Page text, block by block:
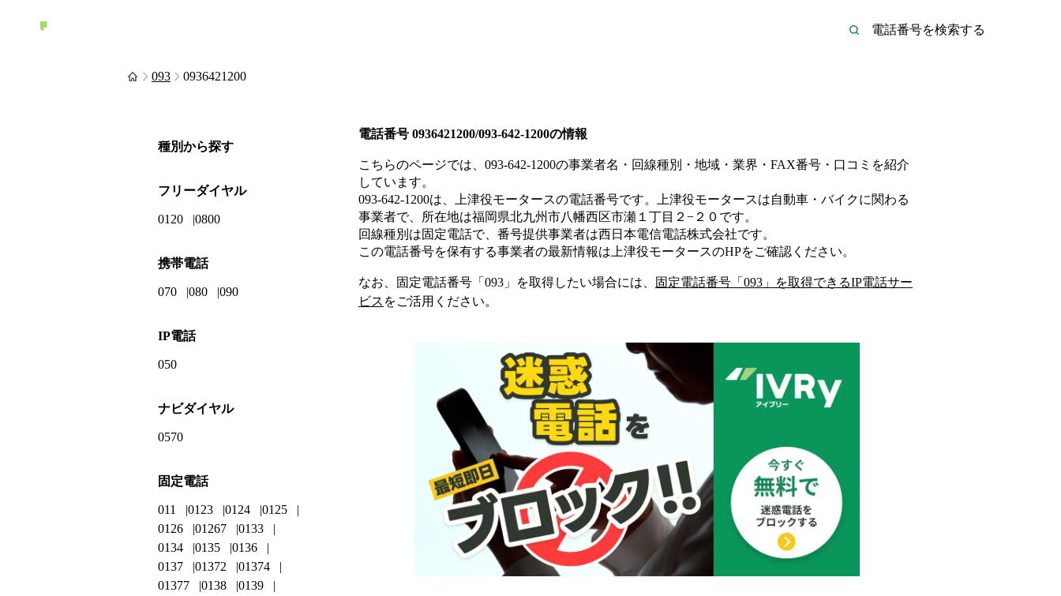
093 0936421200
電話番号 0936421200/093-642-1200の情報
こちらのページでは、 093-642-1200の事業者名・回線種別・地域・業界・FAX番号・口コミを紹介
しています。
093-642-1200は、 上津役モータースの電話番号です。 上津役モータースは自動車・バイクに関わる
事業者で、所在地は福岡県北九州市八幡西区市瀬１丁目２−２０ です。
回線種別は固定電話で、番号提供事業者は西日本電信電話株式会社です。
この電話番号を保有する事業者の最新情報は 上津役モータースのHPをご確認ください。
なお、固定電話番号「 093 」を取得したい場合には、 固定電話番号「 093 」を取得できるIP電話サー
ビス をご活用ください。
種別から探す
フリーダイヤル
0120 0800
携帯電話
070 080 090
IP電話
050
ナビダイヤル
0570
固定電話
011 0123 0124
0125
0126
01267
0133
0134
0135
0136
0137
01372
01374
01377
0138
0139